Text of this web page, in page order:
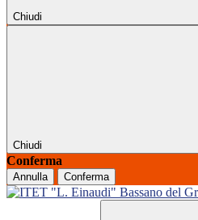
Chiudi
Chiudi
Conferma
Annulla Conferma